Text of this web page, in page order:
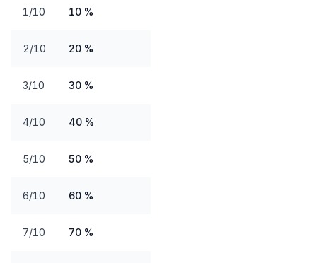
1/10 10 %
2/10 20 %
3/10 30 %
4/10 40 %
5/10 50 %
6/10 60 %
7/10 70 %